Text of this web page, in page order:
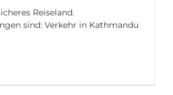
Reiseland.
sind: Verkehr in Kathmandu